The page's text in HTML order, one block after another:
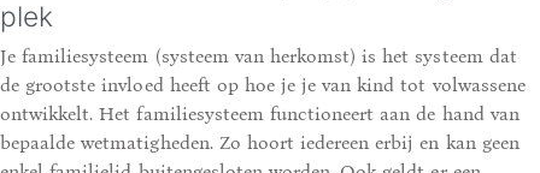
plek
Je familiesysteem (systeem van herkomst) is het systeem dat
de grootste invloed heeft op hoe je je van kind tot volwassene
ontwikkelt. Het familiesysteem functioneert aan de hand van
bepaalde wetmatigheden. Zo hoort iedereen erbij en kan geen